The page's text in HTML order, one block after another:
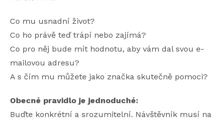
Co mu usnadní život?
Co ho právě teď trápí nebo zajímá?
Co pro něj bude mít hodnotu, aby vám dal svou e-
mailovou adresu?
A s čím mu můžete jako značka skutečně pomoci?
Obecné pravidlo je jednoduché:
Buďte konkrétní a srozumitelní. Návštěvník musí na